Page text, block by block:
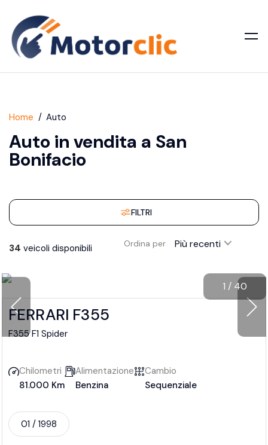
Home Auto
Auto in vendita a San
Bonifacio
FILTRI
34 veicoli disponibili Ordina per Più recenti
1 / 40
FERRARI F355
F355 F1 Spider
Chilometri
81.000 Km
Alimentazione
Benzina
Cambio
Sequenziale
01 / 1998